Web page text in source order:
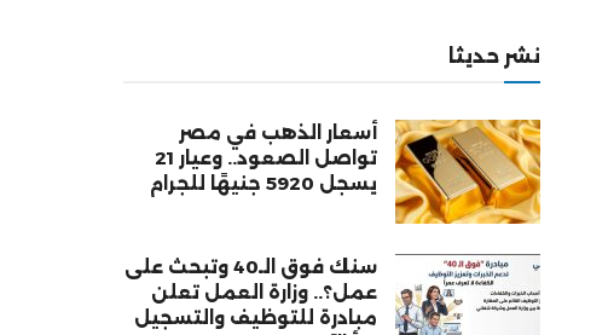
نشر حديثا
أسعار الذهب في مصر
تواصل الصعود.. وعيار 21
يسجل 5920 جنيهًا للجرام
سنك فوق الـ40 وتبحث على
عمل؟.. وزارة العمل تعلن
مبادرة للتوظيف والتسجيل